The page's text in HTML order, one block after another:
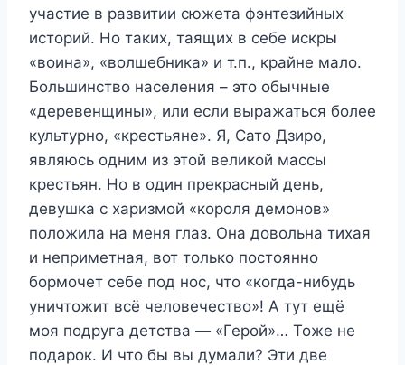
участие в развитии сюжета фэнтезийных
историй. Но таких, таящих в себе искры
«воина», «волшебника» и т.п., крайне мало.
Большинство населения – это обычные
«деревенщины», или если выражаться более
культурно, «крестьяне». Я, Сато Дзиро,
являюсь одним из этой великой массы
крестьян. Но в один прекрасный день,
девушка с харизмой «короля демонов»
положила на меня глаз. Она довольна тихая
и неприметная, вот только постоянно
бормочет себе под нос, что «когда-нибудь
уничтожит всё человечество»! А тут ещё
моя подруга детства — «Герой»… Тоже не
подарок. И что бы вы думали? Эти две